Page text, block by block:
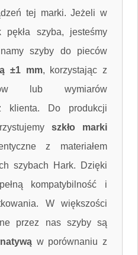
tej marki. Jeżeli w
szyba, jesteśmy
szyby do pieców
±1 mm, korzystając z
lub wymiarów
klienta. Do produkcji
szkło marki
z materiałem
szybach Hark. Dzięki
kompatybilność i
W większości
przez nas szyby są
w porównaniu z